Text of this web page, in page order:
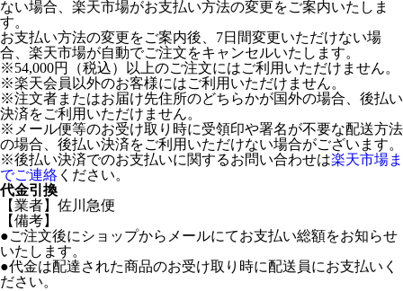
ない場合、楽天市場がお支払い方法の変更をご案内いたしま
す。
お支払い方法の変更をご案内後、7日間変更いただけない場
合、楽天市場が自動でご注文をキャンセルいたします。
※54,000円（税込）以上のご注文にはご利用いただけません。
※楽天会員以外のお客様にはご利用いただけません。
※注文者またはお届け先住所のどちらかが国外の場合、後払い
決済をご利用いただけません。
※メール便等のお受け取り時に受領印や署名が不要な配送方法
の場合、後払い決済をご利用いただけない場合がございます。
※後払い決済でのお支払いに関するお問い合わせは楽天市場ま
でご連絡 ください。
代金引換
【業者】佐川急便
【備考】
●ご注文後にショップからメールにてお支払い総額をお知らせ
いたします。
●代金は配達された商品のお受け取り時に配送員にお支払いく
ださい。